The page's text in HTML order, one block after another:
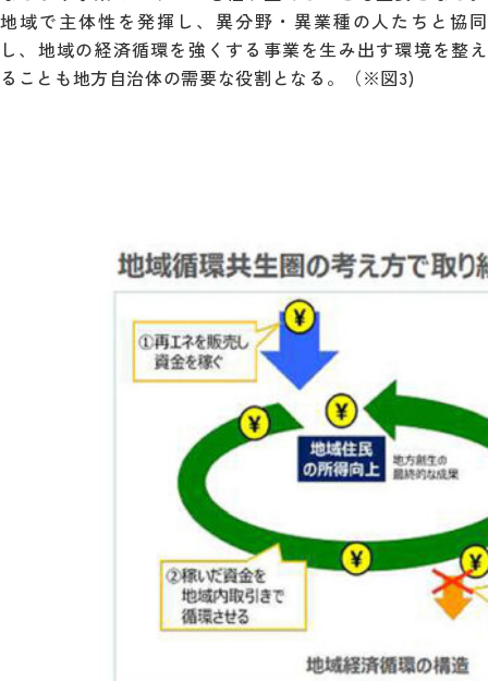
地域で主体性を発揮し、異分野・異業種の人たちと協同
し、地域の経済循環を強くする事業を生み出す環境を整え
ることも地方自治体の需要な役割となる。（※図3)